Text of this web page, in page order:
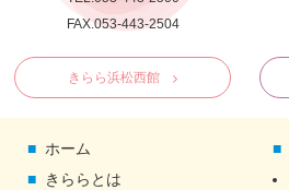
FAX.053-443-2504
きらら浜松西館
ホーム
きららとは